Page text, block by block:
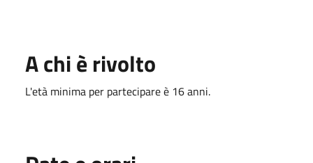
A chi è rivolto
L'età minima per partecipare è 16 anni.